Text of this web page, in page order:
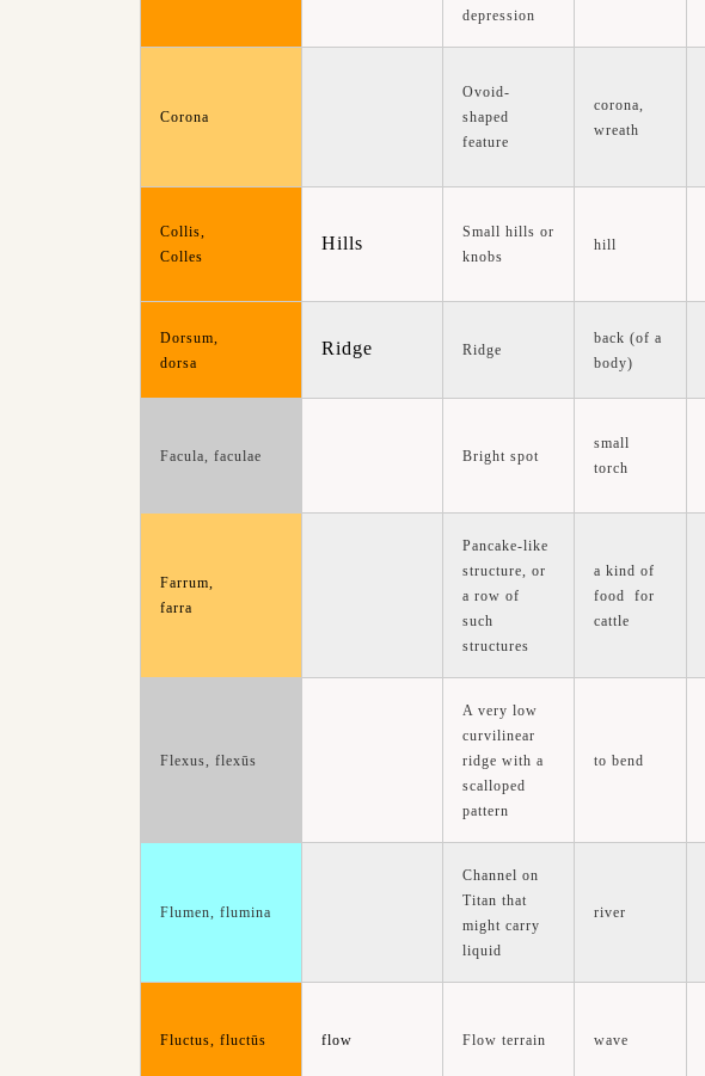
depression
Corona
Ovoid-
shaped
feature
corona,
wreath
Collis,
Colles
Hills
Small hills or
knobs
hill
Dorsum,
dorsa
Ridge Ridge
back (of a
body)
Facula, faculae Bright spot
small
torch
Farrum,
farra
Pancake-like
structure, or
a row of
such
structures
a kind of
food for
cattle
Flexus, flexūs
A very low
curvilinear
ridge with a
scalloped
pattern
to bend
Flumen, flumina
Channel on
Titan that
might carry
liquid
river
Fluctus, fluctūs flow Flow terrain wave